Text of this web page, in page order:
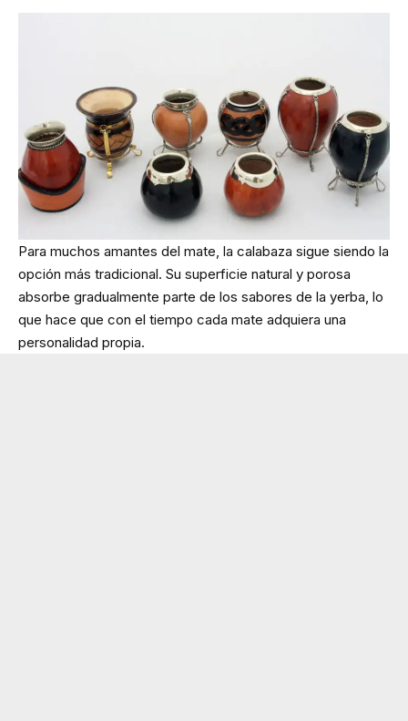
Para muchos amantes del mate, la calabaza sigue siendo la
opción más tradicional. Su superficie natural y porosa
absorbe gradualmente parte de los sabores de la yerba, lo
que hace que con el tiempo cada mate adquiera una
personalidad propia.